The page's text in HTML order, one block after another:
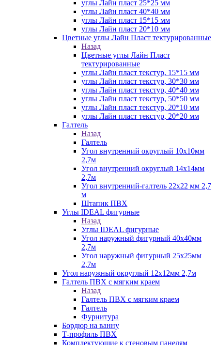
углы Лайн пласт 25*25 мм
углы Лайн пласт 40*40 мм
углы Лайн пласт 15*15 мм
углы Лайн пласт 20*10 мм
Цветные углы Лайн Пласт тектурированные
Назад
Цветные углы Лайн Пласт
тектурированные
углы Лайн пласт текстур, 15*15 мм
углы Лайн пласт текстур, 30*30 мм
углы Лайн пласт текстур, 40*40 мм
углы Лайн пласт текстур, 50*50 мм
углы Лайн пласт текстур, 20*10 мм
углы Лайн пласт текстур, 20*20 мм
Галтель
Назад
Галтель
Угол внутренний округлый 10х10мм
2,7м
Угол внутренний округлый 14х14мм
2,7м
Угол внутренний-галтель 22х22 мм 2,7
м
Штапик ПВХ
Углы IDEAL фигурные
Назад
Углы IDEAL фигурные
Угол наружный фигурный 40х40мм
2,7м
Угол наружный фигурный 25х25мм
2,7м
Угол наружный округлый 12х12мм 2,7м
Галтель ПВХ с мягким краем
Назад
Галтель ПВХ с мягким краем
Галтель
Фурнитура
Бордюр на ванну
Т-профиль ПВХ
Комплектующие к стеновым панелям